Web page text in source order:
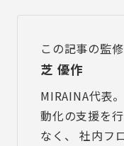
この記事の監
芝 優作
MIRAINA代表
動化の支援を
なく、 社内フ